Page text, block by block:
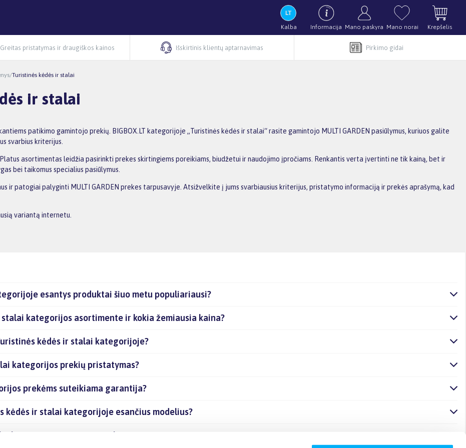
Kalba Informacija Mano paskyra Mano norai Krepšelis
Greitas pristatymas ir draugiškos kainos Išskirtinis klientų aptarnavimas Pirkimo gidai
/Turistinės kėdės ir stalai
ir stalai
patikimo gamintojo prekių. BIGBOX.LT kategorijoje „Turistinės kėdės ir stalai“ rasite gamintojo MULTI GARDEN pasiūlymus, kuriuos galite
svarbius kriterijus.
asortimentas leidžia pasirinkti prekes skirtingiems poreikiams, biudžetui ir naudojimo įpročiams. Renkantis verta įvertinti ne tik kainą, bet ir
bei taikomus specialius pasiūlymus.
ir patogiai palyginti MULTI GARDEN prekes tarpusavyje. Atsižvelkite į jums svarbiausius kriterijus, pristatymo informaciją ir prekės aprašymą, kad
variantą internetu.
esantys produktai šiuo metu populiariausi?
stalai kategorijos asortimente ir kokia žemiausia kaina?
kėdės ir stalai kategorijoje?
kategorijos prekių pristatymas?
prekėms suteikiama garantija?
kėdės ir stalai kategorijoje esančius modelius?
kategorijoje esančias prekes internetu?